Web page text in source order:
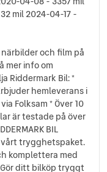
mil 2024-04-17 -
närbilder och film på
mer info om
Riddermark Bil: *
hemleverans i
Folksam * Över 10
är testade på över
BIL
vårt trygghetspaket.
komplettera med
ditt bilköp tryggt